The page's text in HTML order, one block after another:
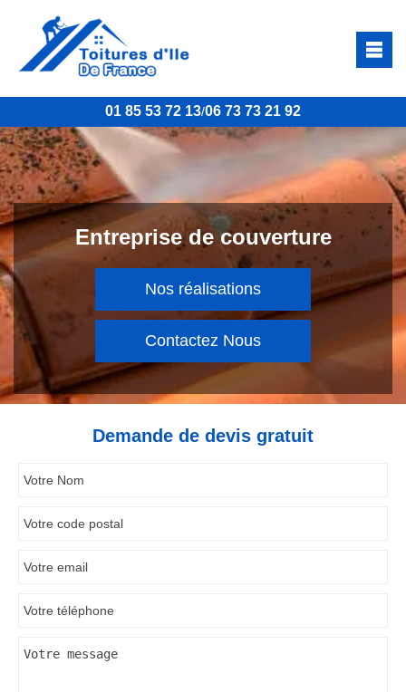
01 85 53 72 13/06 73 73 21 92
Entreprise de couverture
Nos réalisations
Contactez Nous
Demande de devis gratuit